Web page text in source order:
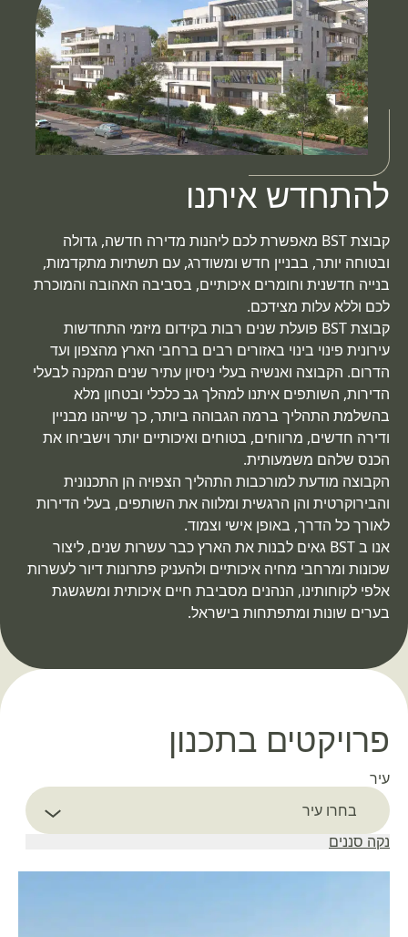
להתחדש איתנו
קבוצת BST מאפשרת לכם ליהנות מדירה חדשה, גדולה
ובטוחה יותר, בבניין חדש ומשודרג, עם תשתיות מתקדמות,
בנייה חדשנית וחומרים איכותיים, בסביבה האהובה והמוכרת
לכם וללא עלות מצידכם.
קבוצת BST פועלת שנים רבות בקידום מיזמי התחדשות
עירונית פינוי בינוי באזורים רבים ברחבי הארץ מהצפון ועד
הדרום. הקבוצה ואנשיה בעלי ניסיון עתיר שנים המקנה לבעלי
הדירות, השותפים איתנו למהלך גב כלכלי ובטחון מלא
בהשלמת התהליך ברמה הגבוהה ביותר, כך שייהנו מבניין
ודירה חדשים, מרווחים, בטוחים ואיכותיים יותר וישביחו את
הכנס שלהם משמעותית.
הקבוצה מודעת למורכבות התהליך הצפויה הן התכנונית
והבירוקרטית והן הרגשית ומלווה את השותפים, בעלי הדירות
לאורך כל הדרך, באופן אישי וצמוד.
אנו ב BST גאים לבנות את הארץ כבר עשרות שנים, ליצור
שכונות ומרחבי מחיה איכותיים ולהעניק פתרונות דיור לעשרות
אלפי לקוחותינו, הנהנים מסביבת חיים איכותית ומשגשגת
בערים שונות ומתפתחות בישראל.
פרויקטים בתכנון
Select filter
עיר
בחרו עיר
נקה סננים
אשקלון
חדשות